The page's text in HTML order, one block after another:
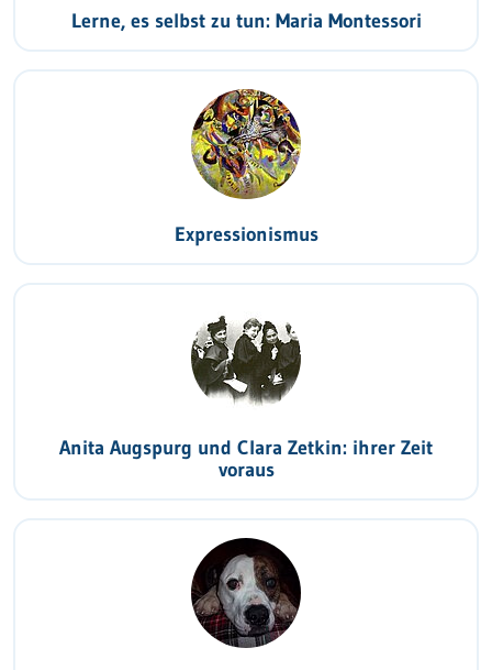
Lerne, es selbst zu tun: Maria Montessori
Expressionismus
Anita Augspurg und Clara Zetkin: ihrer Zeit
voraus